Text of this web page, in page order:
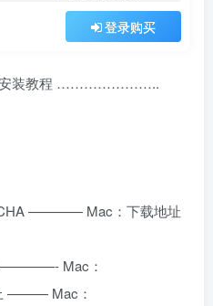
登录购买
频安装教程 …………………..
———— Mac：下载地址
————- Mac：
——— Mac：